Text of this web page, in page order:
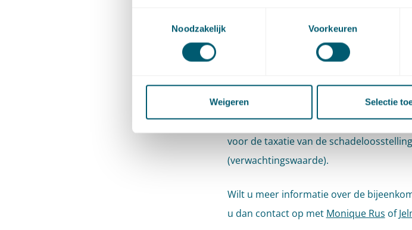
Noodzakelijk
Voorkeuren
Weigeren Selectie
Jansens van Gellicum en Ruben Wiegerink.
Eliminatie van bestemmingen: de stand
Aan de hand van een fictieve casus
Jelmer Procee
vanuit hun expertise
van (waardevermeerderende)
voor de taxatie van de
(verwachtingswaarde).
Wilt u meer informatie over de
u dan contact op met Monique Rus of